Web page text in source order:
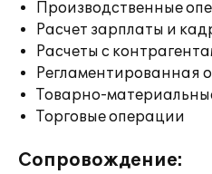
Производственные
Расчет зарплаты и
Расчеты с
Регламентированная
Товарно-
Торговые операции
Сопровождение: